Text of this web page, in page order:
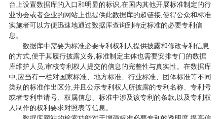
台上设置数据库的入口和明显的标识,在国内其他开展标准制定的行
业协会或者企业的网站上也提供此数据库的超链接,使得公众和标准
实施者可以方便迅速地通过数据库查询到特定标准的必要专利信
息。
数据库中需要为标准必要专利权利人提供披露和修改专利信息
的方式,便于其履行披露义务,标准制定主体也需要安排专门的数据
库维护人员,审核专利权人提交的信息的完整性与真实性。在数据库
中,应当有一栏对国家标准、地方标准、行业标准、团体标准等不同
类别的标准作出区分,并且公示专利权人所披露的专利名称、专利号
或者专利申请号、权属信息、标准中涉及该专利的条款,以及专利权
人制作的权利要求对照表等信息。